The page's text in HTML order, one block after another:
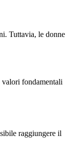
Tuttavia, le donne
valori fondamentali
raggiungere il